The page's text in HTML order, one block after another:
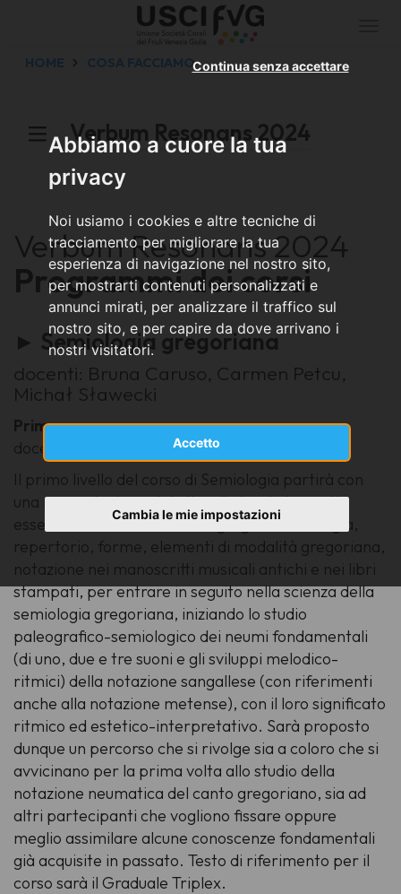
Abbiamo a cuore la tua
privacy
Noi usiamo i cookies e altre tecniche di
tracciamento per migliorare la tua
esperienza di navigazione nel nostro sito,
per mostrarti contenuti personalizzati e
annunci mirati, per analizzare il traffico sul
nostro sito, e per capire da dove arrivano i
nostri visitatori.
Accetto
Continua senza accettare
Cambia le mie impostazioni
HOME COSA FACCIAMO
Verbum Resonans 2024
Verbum Resonans 2024
Programmi dei corsi
► Semiologia gregoriana
docenti: Bruna Caruso, Carmen Petcu,
Michał Sławecki
Primo corso
docente: Carmen Petcu
Il primo livello del corso di Semiologia partirà con
una presentazione sintetica di alcuni elementi
essenziali di storia del canto gregoriano, liturgia,
repertorio, forme, elementi di modalità gregoriana,
notazione nei manoscritti musicali antichi e nei libri
stampati, per entrare in seguito nella scienza della
semiologia gregoriana, iniziando lo studio
paleografico-semiologico dei neumi fondamentali
(di uno, due e tre suoni e gli sviluppi melodico-
ritmici) della notazione sangallese (con riferimenti
anche alla notazione metense), con il loro significato
ritmico ed estetico-interpretativo. Sarà proposto
dunque un percorso che si rivolge sia a coloro che si
avvicinano per la prima volta allo studio della
notazione neumatica del canto gregoriano, sia ad
altri partecipanti che vogliono fissare oppure
meglio assimilare alcune conoscenze fondamentali
già acquisite in passato. Testo di riferimento per il
corso sarà il Graduale Triplex.